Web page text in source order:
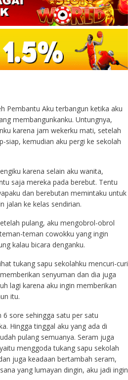
Pembantu Aku terbangun ketika aku
membangunkanku. Untungnya,
karena jam wekerku mati, setelah
siap, kemudian aku pergi ke sekolah
karena selain aku wanita,
saja mereka pada berebut. Tentu
dan berebutan memintaku untuk
jalan ke kelas sendirian.
pulang, aku mengobrol-obrol
teman cowokku yang ingin
kalau bicara denganku.
tukang sapu sekolahku mencuri-curi
senyuman dan dia juga
lagi karena aku ingin memberikan
itu.
sore sehingga satu per satu
Hingga tinggal aku yang ada di
pulang semuanya. Seram juga
menggoda tukang sapu sekolah
juga keadaan bertambah seram,
yang lumayan dingin, aku jadi ingin